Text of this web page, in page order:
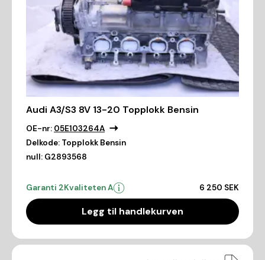
Audi A3/S3 8V 13-20 Topplokk Bensin
OE-nr: 05E103264A
Delkode: Topplokk Bensin
null: G2893568
Garanti 2Kvaliteten A 6 250 SEK
Legg til handlekurven